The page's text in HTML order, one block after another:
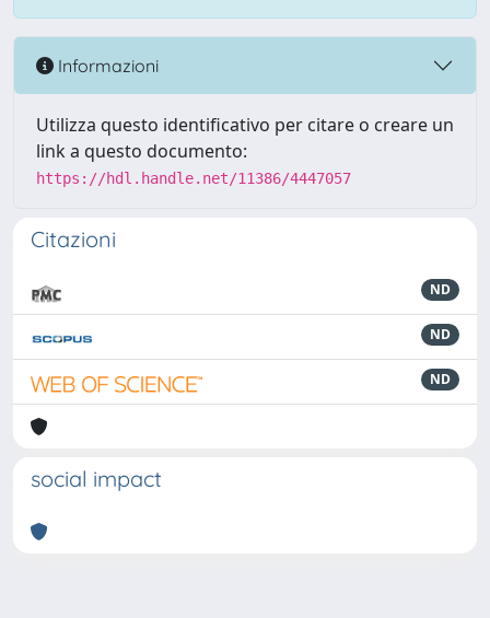
Informazioni
Utilizza questo identificativo per citare o creare un
link a questo documento:
https://hdl.handle.net/11386/4447057
Citazioni
ND
ND
ND
social impact